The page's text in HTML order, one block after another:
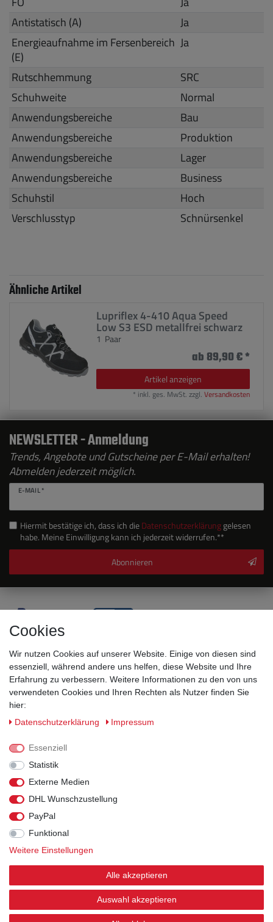
Antistatisch (A)
Ja
Energieaufnahme im Fersenbereich
(E)
Ja
Rutschhemmung
SRC
Schuhweite
Normal
Anwendungsbereiche
Bau
Anwendungsbereiche
Produktion
Anwendungsbereiche
Lager
Anwendungsbereiche
Business
Schuhstil
Hoch
Verschlusstyp
Schnürsenkel
Ähnliche Artikel
Lupriflex 4-410 Aqua Speed
Low S3 ESD metallfrei schwarz
ab 89,90 € *
1 Paar
Artikel anzeigen
* inkl. ges. MwSt. zzgl. Versandkosten
NEWSLETTER - Anmeldung
Trends, Angebote und Gutscheine per E-Mail erhalten!
Abmelden jederzeit möglich.
E-MAIL *
Hiermit bestätige ich, dass ich dieDaten­schutz­erklärunggelesen
habe. Meine Einwilligung kann ich jederzeit widerrufen.**
Abonnieren
Sicherheitsklassen
Informationen
Versand
Rechtliches
© 2026 Arbeitsschuhe und Arbeitskleidung kaufen
| HKB24.de - Alle Rechte vorbehalten.
nordhelp IT
Cookies
Wir nutzen Cookies auf unserer Website. Einige von diesen sind
essenziell, während andere uns helfen, diese Website und Ihre
Erfahrung zu verbessern. Weitere Informationen zu den von uns
verwendeten Cookies und Ihren Rechten als Nutzer finden Sie
hier:
Daten­schutz­erklärung
Impressum
Essenziell
Statistik
Externe Medien
DHL Wunschzustellung
PayPal
Funktional
Weitere Einstellungen
Alle akzeptieren
Auswahl akzeptieren